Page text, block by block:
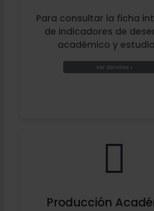
Para consultar la ficha
de indicadores de
académico y
Ver detalles »
Producción